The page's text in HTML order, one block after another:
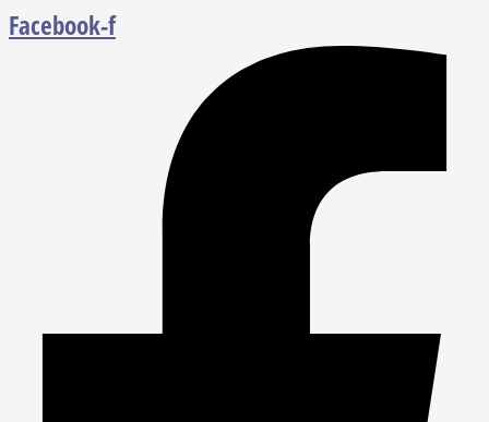
Facebook-f